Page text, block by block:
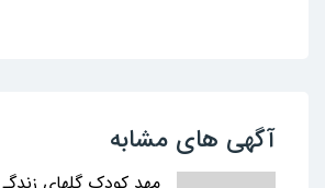
آگهی های مشابه